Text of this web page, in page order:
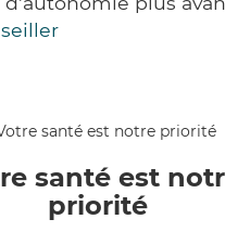
santé est
priorité